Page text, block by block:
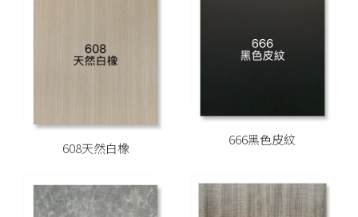
608天然白橡
666黑色皮紋